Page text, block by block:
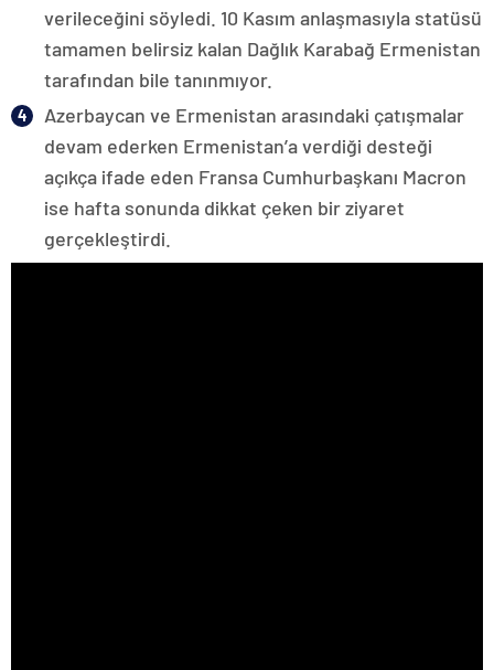
verileceğini söyledi. 10 Kasım anlaşmasıyla statüsü
tamamen belirsiz kalan Dağlık Karabağ Ermenistan
tarafından bile tanınmıyor.
Azerbaycan ve Ermenistan arasındaki çatışmalar
devam ederken Ermenistan’a verdiği desteği
açıkça ifade eden Fransa Cumhurbaşkanı Macron
ise hafta sonunda dikkat çeken bir ziyaret
gerçekleştirdi.